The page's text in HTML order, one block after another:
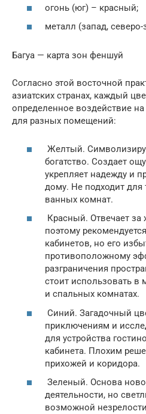
огонь (юг) – красный;
металл (запад,
Багуа — карта зон феншуй
Согласно этой восточной
азиатских странах, каждый
определенное воздействие
для разных помещений:
Желтый.
богатство. Создает
укрепляет надежду и
дому. Не подходит
ванных комнат.
Красный. Отвечает за
поэтому
кабинетов, но его
противоположному
разграничения
стоит использовать в
и спальных комнатах.
Синий. Загадочный
приключениям и
для устройства
кабинета. Плохим
прихожей и коридора.
Зеленый. Основа
деятельности, но
возможной